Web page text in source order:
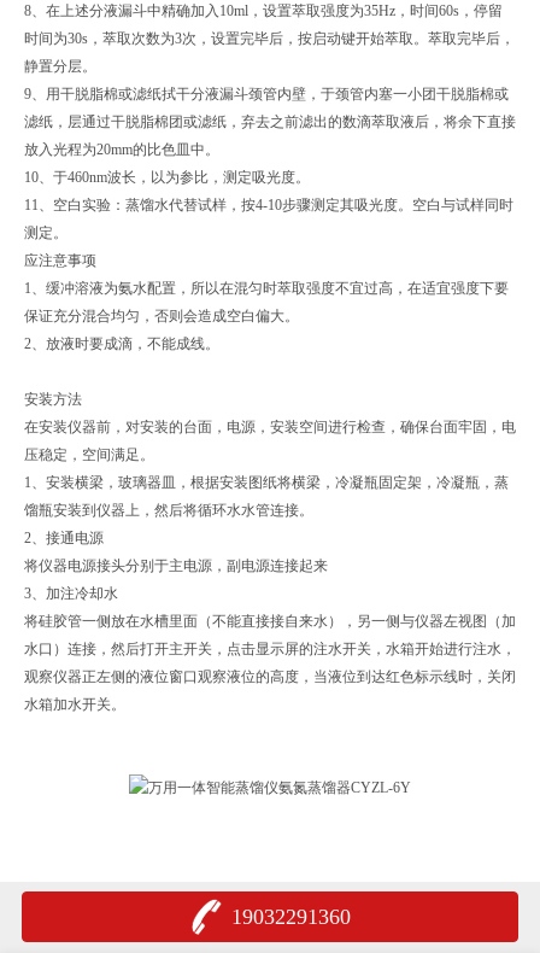
8、在上述分液漏斗中精确加入10ml，设置萃取强度为35Hz，时间60s，停留
时间为30s，萃取次数为3次，设置完毕后，按启动键开始萃取。萃取完毕后，
静置分层。
9、用干脱脂棉或滤纸拭干分液漏斗颈管内壁，于颈管内塞一小团干脱脂棉或
滤纸，层通过干脱脂棉团或滤纸，弃去之前滤出的数滴萃取液后，将余下直接
放入光程为20mm的比色皿中。
10、于460nm波长，以为参比，测定吸光度。
11、空白实验：蒸馏水代替试样，按4-10步骤测定其吸光度。空白与试样同时
测定。
应注意事项
1、缓冲溶液为氨水配置，所以在混匀时萃取强度不宜过高，在适宜强度下要
保证充分混合均匀，否则会造成空白偏大。
2、放液时要成滴，不能成线。
安装方法
在安装仪器前，对安装的台面，电源，安装空间进行检查，确保台面牢固，电
压稳定，空间满足。
1、安装横梁，玻璃器皿，根据安装图纸将横梁，冷凝瓶固定架，冷凝瓶，蒸
馏瓶安装到仪器上，然后将循环水水管连接。
2、接通电源
将仪器电源接头分别于主电源，副电源连接起来
3、加注冷却水
将硅胶管一侧放在水槽里面（不能直接接自来水），另一侧与仪器左视图（加
水口）连接，然后打开主开关，点击显示屏的注水开关，水箱开始进行注水，
观察仪器正左侧的液位窗口观察液位的高度，当液位到达红色标示线时，关闭
水箱加水开关。
19032291360